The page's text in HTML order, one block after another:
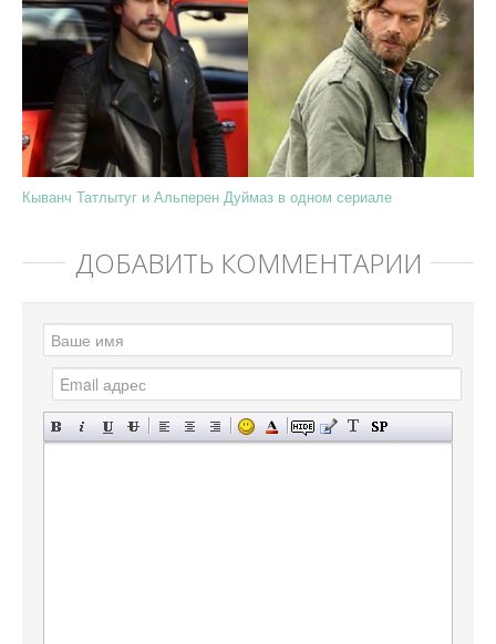
Кыванч Татлытуг и Альперен Дуймаз в одном сериале
ДОБАВИТЬ КОММЕНТАРИЙ